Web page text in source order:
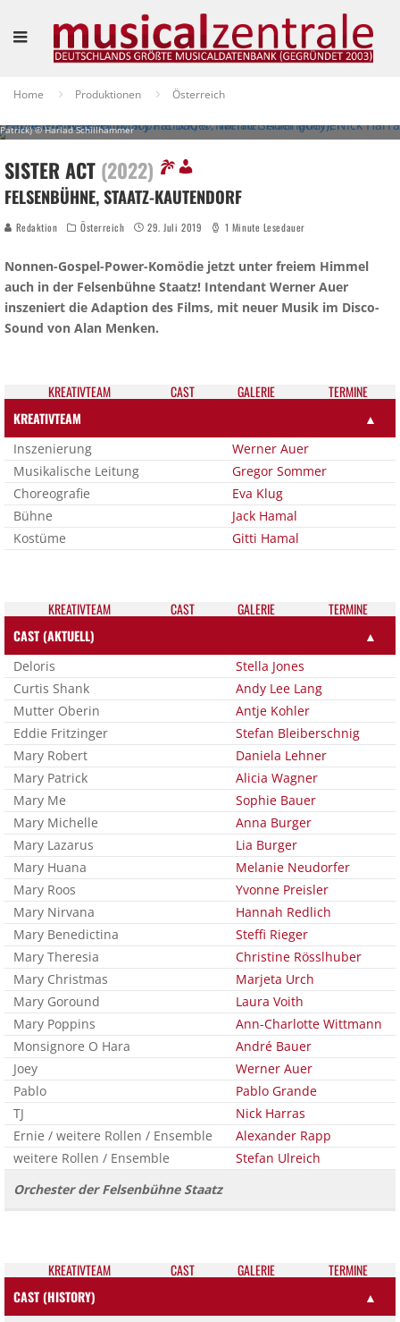
Home Produktionen Österreich
Patrick) © Harlad Schillhammer
SISTER ACT (2022)
FELSENBÜHNE, STAATZ-KAUTENDORF
Redaktion Österreich 29. Juli 2019 1 Minute Lesedauer
Nonnen-Gospel-Power-Komödie jetzt unter freiem Himmel
auch in der Felsenbühne Staatz! Intendant Werner Auer
inszeniert die Adaption des Films, mit neuer Musik im Disco-
Sound von Alan Menken.
KREATIV­TEAM CAST GALE­RIE
TER­MI­NE
KREATIVTEAM
▲
Inszenierung
Werner Auer
Musikalische Leitung
Gregor Sommer
Choreografie
Eva Klug
Bühne
Jack Hamal
Kostüme
Gitti Hamal
KREATIV­TEAM CAST GALE­RIE
TER­MI­NE
CAST (AKTUELL)
▲
Deloris
Stella Jones
Curtis Shank
Andy Lee Lang
Mutter Oberin
Antje Kohler
Eddie Fritzinger
Stefan Bleiberschnig
Mary Robert
Daniela Lehner
Mary Patrick
Alicia Wagner
Mary Me
Sophie Bauer
Mary Michelle
Anna Burger
Mary Lazarus
Lia Burger
Mary Huana
Melanie Neudorfer
Mary Roos
Yvonne Preisler
Mary Nirvana
Hannah Redlich
Mary Benedictina
Steffi Rieger
Mary Theresia
Christine Rösslhuber
Mary Christmas
Marjeta Urch
Mary Goround
Laura Voith
Mary Poppins
Ann-Charlotte Wittmann
Monsignore O Hara
André Bauer
Joey
Werner Auer
Pablo
Pablo Grande
TJ
Nick Harras
Ernie / weitere Rollen / Ensemble
Alexander Rapp
weitere Rollen / Ensemble
Stefan Ulreich
Orchester der Felsenbühne Staatz
KREATIV­TEAM CAST GALE­RIE
TER­MI­NE
CAST (HISTORY)
▲